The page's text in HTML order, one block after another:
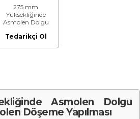
275 mm
Yüksekliğinde
Asmolen Dolgu
Asmolen Döşeme
Tedarikçi Ol
Asmolen Dolgu
Döşeme Yapılması